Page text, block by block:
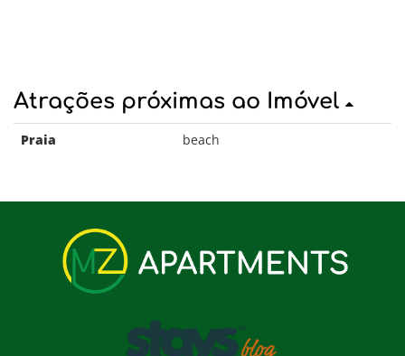
Atrações próximas ao Imóvel
Praia beach